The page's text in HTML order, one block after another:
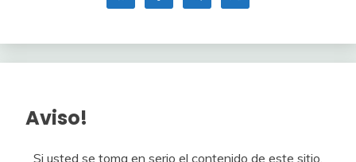
Aviso!
Si usted se toma en serio el contenido de este sitio,